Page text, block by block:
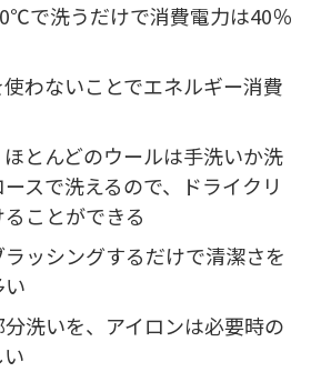
で洗うだけで消費電力は40％
わないことでエネルギー消費
とんどのウールは手洗いか洗
スで洗えるので、ドライクリ
ことができる
ッシングするだけで清潔さを
洗いを、アイロンは必要時の